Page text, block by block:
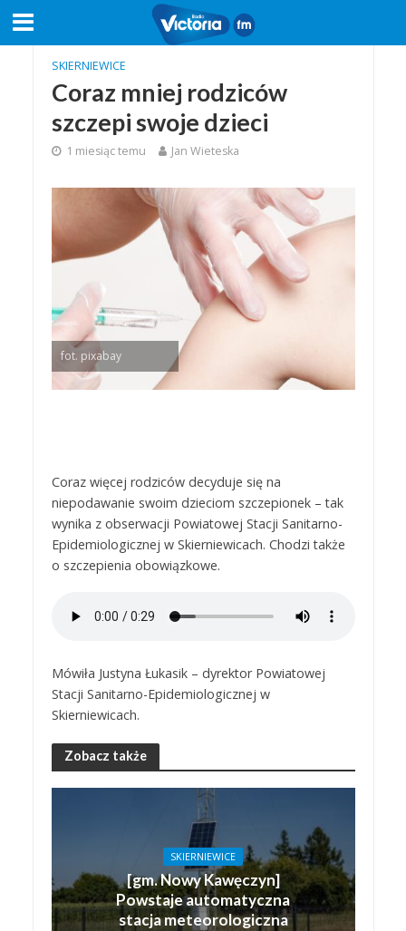
SKIERNIEWICE
Coraz mniej rodziców
szczepi swoje dzieci
1 miesiąc temu Jan Wieteska
fot. pixabay
Coraz więcej rodziców decyduje się na
niepodawanie swoim dzieciom szczepionek – tak
wynika z obserwacji Powiatowej Stacji Sanitarno-
Epidemiologicznej w Skierniewicach. Chodzi także
o szczepienia obowiązkowe.
Mówiła Justyna Łukasik – dyrektor Powiatowej
Stacji Sanitarno-Epidemiologicznej w
Skierniewicach.
Zobacz także
SKIERNIEWICE
[gm. Nowy Kawęczyn]
Powstaje automatyczna
stacja meteorologiczna